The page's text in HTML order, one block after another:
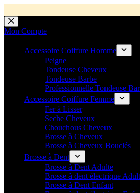
Passer
au
Mon Compte
Accessoire Coiffure Homme
Peigne
Tondeuse Cheveux
Tondeuse Barbe
Professionnelle Tondeuse
Accessoire Coiffure Femme
Fer à Lisser
Seche Cheveux
Chouchous Cheveux
Brosse à Cheveux
Brosse à Cheveux Bouclés
Brosse à Dent
Brosse à Dent Adulte
Brosse à dent électrique
Brosse à Dent Enfant